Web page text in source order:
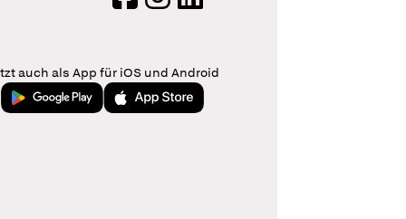
auch als App für iOS und Android
Jetzt bei Google PlayLaden im App Store